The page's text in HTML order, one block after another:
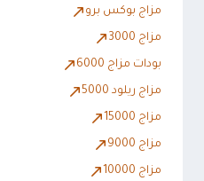
مزاج بوكس برو
مزاج 3000
بودات مزاج 6000
مزاج ريلود 5000
مزاج 15000
مزاج 9000
مزاج 10000